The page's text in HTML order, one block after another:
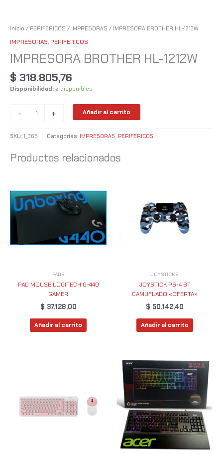
Inicio / PERIFERICOS / IMPRESORAS / IMPRESORA BROTHER HL-1212W
IMPRESORAS, PERIFERICOS
IMPRESORA BROTHER HL-1212W
$ 318.805,76
Disponibilidad: 2 disponibles
- + Añadir al carrito
SKU: 1_365 Categorías: IMPRESORAS PERIFERICOS
Productos relacionados
PADS
PAD MOUSE LOGITECH G-440
GAMER
$ 37.128,00
Añadir al carrito
JOYSTICKS
JOYSTICK PS-4 BT
CAMUFLADO «OFERTA»
$ 50.142,40
Añadir al carrito